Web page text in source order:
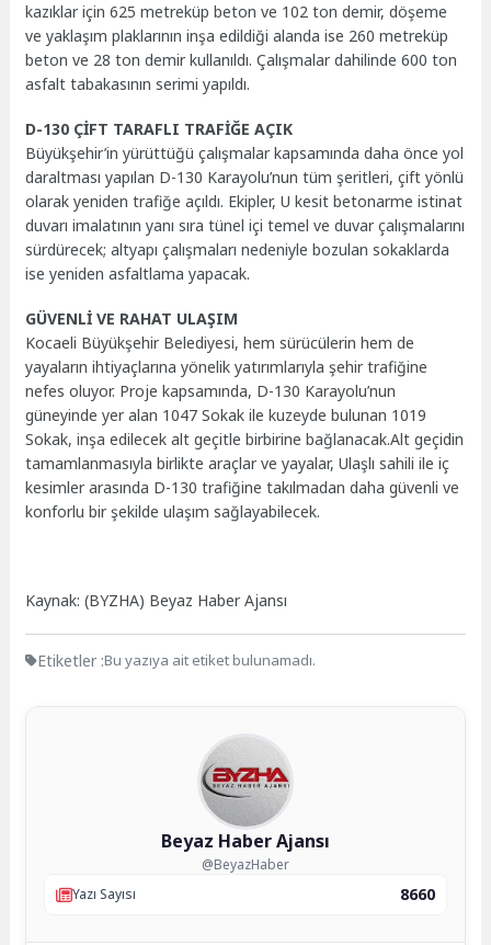
kazıklar için 625 metreküp beton ve 102 ton demir, döşeme
ve yaklaşım plaklarının inşa edildiği alanda ise 260 metreküp
beton ve 28 ton demir kullanıldı. Çalışmalar dahilinde 600 ton
asfalt tabakasının serimi yapıldı.
D-130 ÇİFT TARAFLI TRAFİĞE AÇIK
Büyükşehir’in yürüttüğü çalışmalar kapsamında daha önce yol
daraltması yapılan D-130 Karayolu’nun tüm şeritleri, çift yönlü
olarak yeniden trafiğe açıldı. Ekipler, U kesit betonarme istinat
duvarı imalatının yanı sıra tünel içi temel ve duvar çalışmalarını
sürdürecek; altyapı çalışmaları nedeniyle bozulan sokaklarda
ise yeniden asfaltlama yapacak.
GÜVENLİ VE RAHAT ULAŞIM
Kocaeli Büyükşehir Belediyesi, hem sürücülerin hem de
yayaların ihtiyaçlarına yönelik yatırımlarıyla şehir trafiğine
nefes oluyor. Proje kapsamında, D-130 Karayolu’nun
güneyinde yer alan 1047 Sokak ile kuzeyde bulunan 1019
Sokak, inşa edilecek alt geçitle birbirine bağlanacak.Alt geçidin
tamamlanmasıyla birlikte araçlar ve yayalar, Ulaşlı sahili ile iç
kesimler arasında D-130 trafiğine takılmadan daha güvenli ve
konforlu bir şekilde ulaşım sağlayabilecek.
Kaynak: (BYZHA) Beyaz Haber Ajansı
Etiketler :Bu yazıya ait etiket bulunamadı.
Beyaz Haber Ajansı
@BeyazHaber
Yazı Sayısı
8660